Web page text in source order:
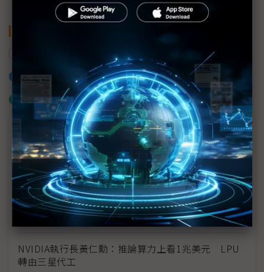
加入已選取到「關鍵字追蹤」
什麼是「關鍵字追蹤」
議題精選－Token經濟學
AI愈強，Token卻愈便宜
AI Token耗量持續攀升—推理模型的崛起與產業重塑
AI改寫的不只是效率，也是毛利結構
NVIDIA執行長黃仁勳：推論算力上看1兆美元 LPU
轉由三星代工